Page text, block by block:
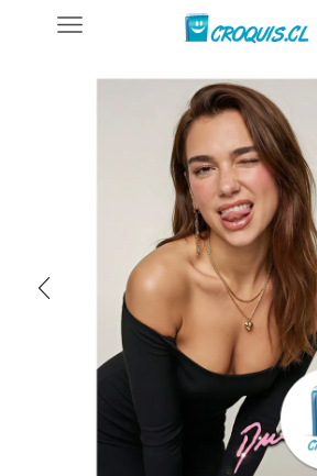
Posters De Música